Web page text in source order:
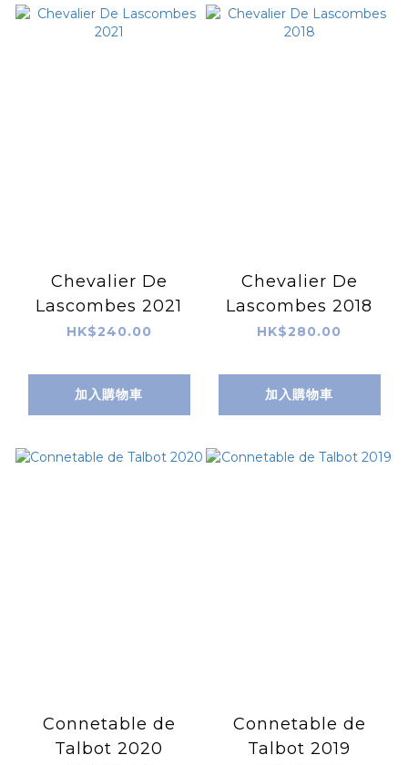
Chevalier De
Lascombes 2021
HK$240.00
加入購物車
Chevalier De
Lascombes 2018
HK$280.00
加入購物車
Connetable de
Talbot 2020
Connetable de
Talbot 2019